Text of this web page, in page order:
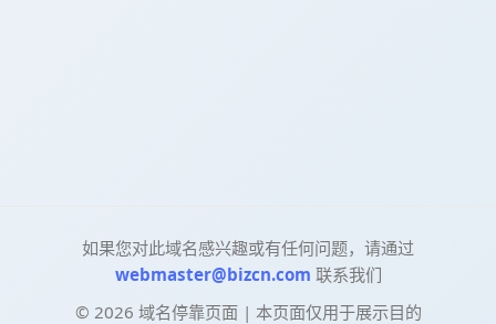
如果您对此域名感兴趣或有任何问题，请通过
webmaster@bizcn.com 联系我们
© 2026 域名停靠页面 | 本页面仅用于展示目的